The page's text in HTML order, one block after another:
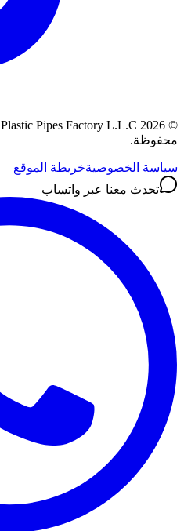
©
2026
Pipes Factory L.L.C.
محفوظة.
سياسة الخصوصيةخريطة الموقع
تحدث معنا عبر واتساب